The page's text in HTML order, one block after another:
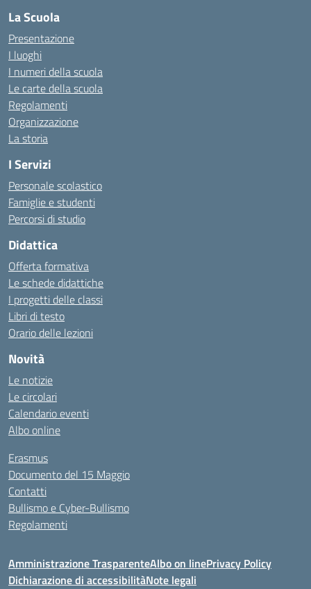
La Scuola
Presentazione
I luoghi
I numeri della scuola
Le carte della scuola
Regolamenti
Organizzazione
La storia
I Servizi
Personale scolastico
Famiglie e studenti
Percorsi di studio
Didattica
Offerta formativa
Le schede didattiche
I progetti delle classi
Libri di testo
Orario delle lezioni
Novità
Le notizie
Le circolari
Calendario eventi
Albo online
Erasmus
Documento del 15 Maggio
Contatti
Bullismo e Cyber-Bullismo
Regolamenti
Amministrazione TrasparenteAlbo on linePrivacy Policy
Dichiarazione di accessibilitàNote legali